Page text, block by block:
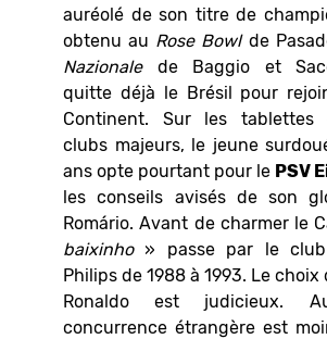
auréolé de son titre de
obtenu au Rose Bowlde
Nazionalede Baggio et
quitte déjà le Brésil pour
Continent. Sur les tablettes
clubs majeurs, le jeune
ans opte pourtant pour le PSV
les conseils avisés de son
Romário. Avant de charmer le
baixinho» passe par le
Philips de 1988 à 1993. Le
Ronaldo est judicieux.
concurrence étrangère est